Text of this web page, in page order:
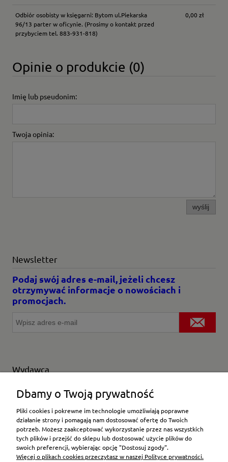
Odbiór osobisty w księgarni: Bytom ul.Piekarska
96/13 parter w oficynie. (Prosimy o kontakt przed
przybyciem tel. 883-931-818)
0,00 zł
Opinie o produkcie (0)
Imię lub pseudonim:
Twoja opinia:
wyślij
Newsletter
Podaj swój adres e-mail, jeżeli chcesz
otrzymywać informacje o nowościach i
promocjach.
Wydawca
Wybierz producenta
Moje konto
Dbamy o Twoją prywatność
Pliki cookies i pokrewne im technologie umożliwiają poprawne
działanie strony i pomagają nam dostosować ofertę do Twoich
potrzeb. Możesz zaakceptować wykorzystanie przez nas wszystkich
tych plików i przejść do sklepu lub dostosować użycie plików do
swoich preferencji, wybierając opcję "Dostosuj zgody".
Więcej o plikach cookies przeczytasz w naszej Polityce prywatności.